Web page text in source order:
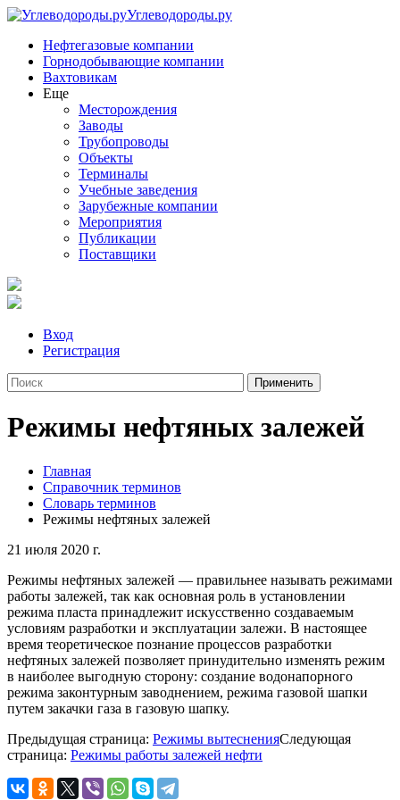
Углеводороды.ру
Нефтегазовые компании
Горнодобывающие компании
Вахтовикам
Еще
Месторождения
Заводы
Трубопроводы
Объекты
Терминалы
Учебные заведения
Зарубежные компании
Мероприятия
Публикации
Поставщики
Вход
Регистрация
Режимы нефтяных залежей
Главная
Справочник терминов
Словарь терминов
Режимы нефтяных залежей
21 июля 2020 г.
Режимы нефтяных залежей — правильнее называть режимами
работы залежей, так как основная роль в установлении
режима пласта принадлежит искусственно создаваемым
условиям разработки и эксплуатации залежи. В настоящее
время теоретическое познание процессов разработки
нефтяных залежей позволяет принудительно изменять режим
в наиболее выгодную сторону: создание водонапорного
режима законтурным заводнением, режима газовой шапки
путем закачки газа в газовую шапку.
Предыдущая страница: Режимы вытесненияСледующая
страница: Режимы работы залежей нефти